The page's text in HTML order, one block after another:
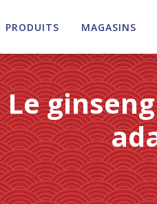
PRODUITS MAGASINS
Le